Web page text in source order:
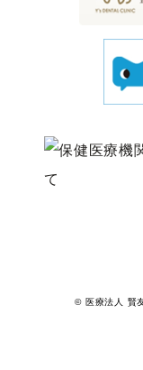
© 医療法人 賢